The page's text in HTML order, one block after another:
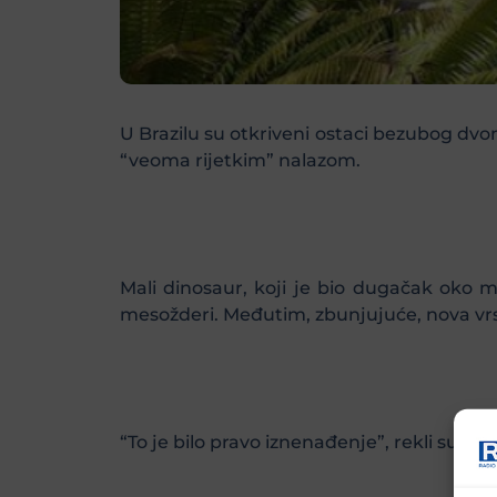
U Brazilu su otkriveni ostaci bezubog
“veoma rijetkim” nalazom.
Mali dinosaur, koji je bio dugačak oko
mesožderi. Međutim, zbunjujuće, nova
“To je bilo pravo iznenađenje”, rekli su